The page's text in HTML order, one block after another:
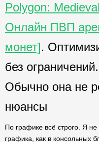
Polygon:
Онлайн ПВП
монет].
без
Обычно она не
нюансы
По графике всё строго. Я
графика, как в консольных